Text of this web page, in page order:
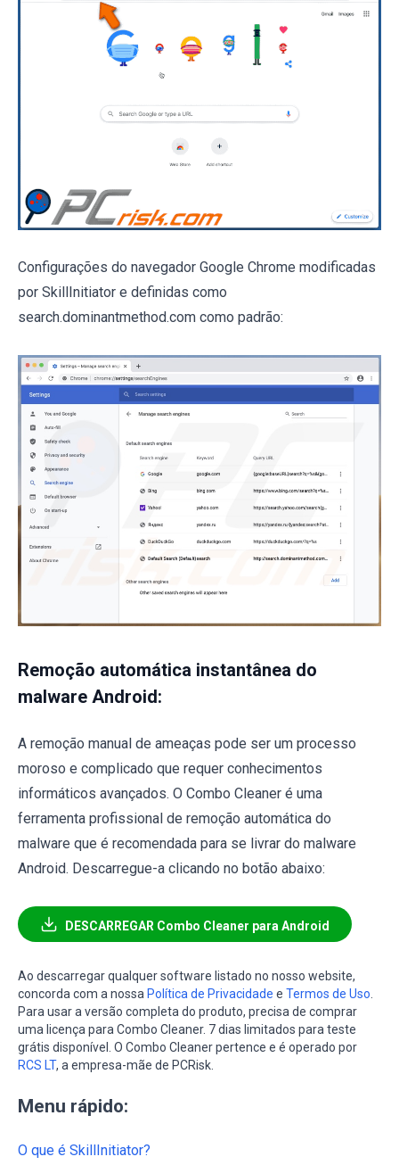
Configurações do navegador Google Chrome modificadas
por SkillInitiator e definidas como
search.dominantmethod.com como padrão:
Remoção automática instantânea do
malware Android:
A remoção manual de ameaças pode ser um processo
moroso e complicado que requer conhecimentos
informáticos avançados. O Combo Cleaner é uma
ferramenta profissional de remoção automática do
malware que é recomendada para se livrar do malware
Android. Descarregue-a clicando no botão abaixo:
DESCARREGAR Combo Cleaner para Android
Ao descarregar qualquer software listado no nosso website,
concorda com a nossa Política de Privacidade e Termos de Uso
Para usar a versão completa do produto, precisa de comprar
uma licença para Combo Cleaner. 7 dias limitados para teste
grátis disponível. O Combo Cleaner pertence e é operado por
RCS LT, a empresa-mãe de PCRisk.
Menu rápido:
O que é SkillInitiator?